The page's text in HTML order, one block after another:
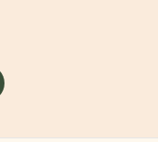
elektrische
winter zal het